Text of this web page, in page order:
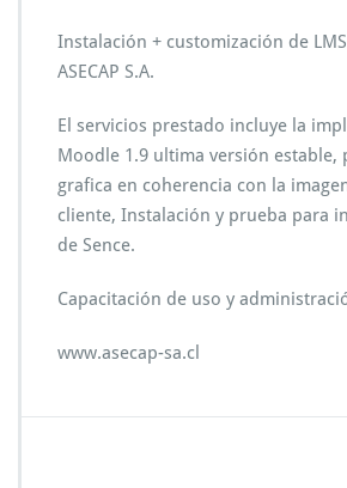
Instalación + customización de LMS
ASECAP S.A.
El servicios prestado incluye la
Moodle 1.9 ultima versión estable,
grafica en coherencia con la
cliente, Instalación y prueba para
de Sence.
Capacitación de uso y
www.asecap-sa.cl